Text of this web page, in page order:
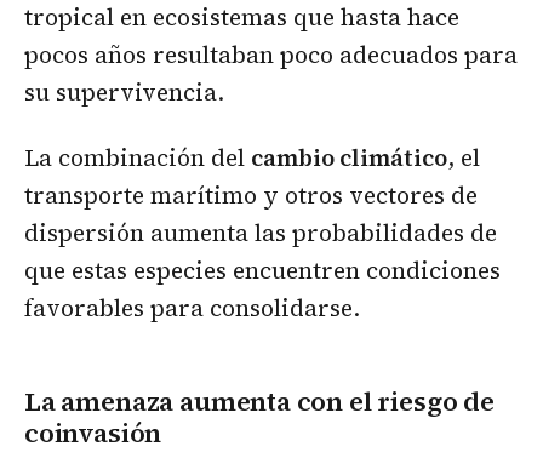
tropical en ecosistemas que hasta hace
pocos años resultaban poco adecuados para
su supervivencia.
La combinación del cambio climático, el
transporte marítimo y otros vectores de
dispersión aumenta las probabilidades de
que estas especies encuentren condiciones
favorables para consolidarse.
La amenaza aumenta con el riesgo de
coinvasión